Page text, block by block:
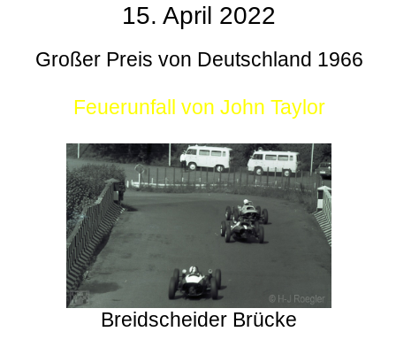
15. April 2022
Großer Preis von Deutschland 1966
Feuerunfall von John Taylor
Breidscheider Brücke